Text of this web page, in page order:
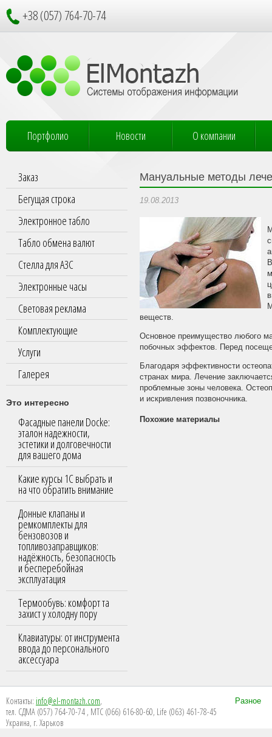
+38 (057) 764-70-74
Портфолио Новости О компании
Заказ
Бегущая строка
Электронное табло
Табло обмена валют
Стелла для АЗС
Электронные часы
Световая реклама
Комплектующие
Услуги
Галерея
Это интересно
Фасадные панели Docke:
эталон надежности,
эстетики и долговечности
для вашего дома
Какие курсы 1С выбрать и
на что обратить внимание
Донные клапаны и
ремкомплекты для
бензовозов и
топливозаправщиков:
надёжность, безопасность
и бесперебойная
эксплуатация
Термообувь: комфорт та
захист у холодну пору
Клавиатуры: от инструмента
ввода до персонального
аксессуара
Мануальные методы
19.08.2013
веществ.
Основное преимущество любого
побочных эффектов. Перед
Благодаря эффективности
странах мира. Лечение
проблемные зоны человека.
и искривления позвоночника.
Похожие материалы
Контакты: info@el-montazh.com,
тел. СДМА (057) 764-70-74 , МТС (066) 616-80-60, Life (063) 461-78-45
Украина, г. Харьков
Разное